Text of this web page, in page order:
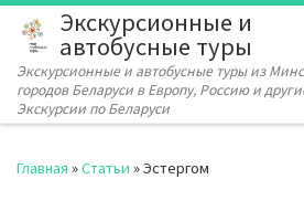
Перейти к содержимому
Экскурсионные и
автобусные туры
Экскурсионные и автобусные туры из
городов Беларуси в Европу, Россию и
Экскурсии по Беларуси
Главная »Статьи »Эстергом